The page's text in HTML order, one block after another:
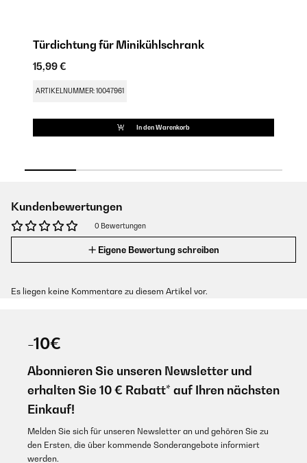
Türdichtung für Minikühlschrank
15,99 €
ARTIKELNUMMER: 10047961
In den Warenkorb
Kundenbewertungen
0 Bewertungen
Eigene Bewertung schreiben
Es liegen keine Kommentare zu diesem Artikel vor.
-10€
Abonnieren Sie unseren Newsletter und
erhalten Sie 10 € Rabatt* auf Ihren nächsten
Einkauf!
Melden Sie sich für unseren Newsletter an und gehören Sie zu
den Ersten, die über kommende Sonderangebote informiert
werden.